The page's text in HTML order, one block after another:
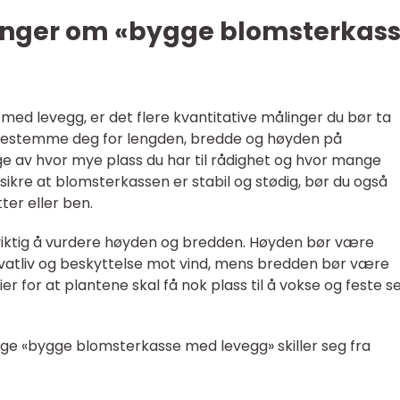
om «bygge
levegg, er det flere kvantitative målinger du bør ta
deg for lengden, bredde og høyden på
av hvor mye plass du har til rådighet og hvor mange
at blomsterkassen er stabil og stødig, bør du også
eller ben.
å vurdere høyden og bredden. Høyden bør være
og beskyttelse mot vind, mens bredden bør være
for at plantene skal få nok plass til å vokse og feste
«bygge blomsterkasse med levegg» skiller seg fra